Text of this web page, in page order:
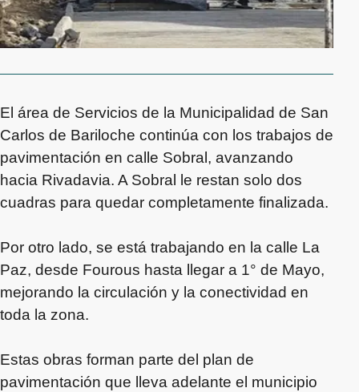
El área de Servicios de la Municipalidad de San
Carlos de Bariloche continúa con los trabajos de
pavimentación en calle Sobral, avanzando
hacia Rivadavia. A Sobral le restan solo dos
cuadras para quedar completamente finalizada.
Por otro lado, se está trabajando en la calle La
Paz, desde Fourous hasta llegar a 1° de Mayo,
mejorando la circulación y la conectividad en
toda la zona.
Estas obras forman parte del plan de
pavimentación que lleva adelante el municipio